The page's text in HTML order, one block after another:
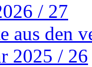
/ 27
aus den
2025 / 26